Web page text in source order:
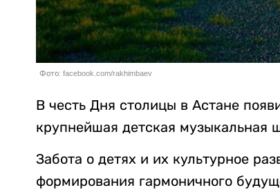
Фото: facebook.com/rakhimbaev
В честь Дня столицы в Астане
крупнейшая детская музыкальная
Забота о детях и их культурное
формирования гармоничного